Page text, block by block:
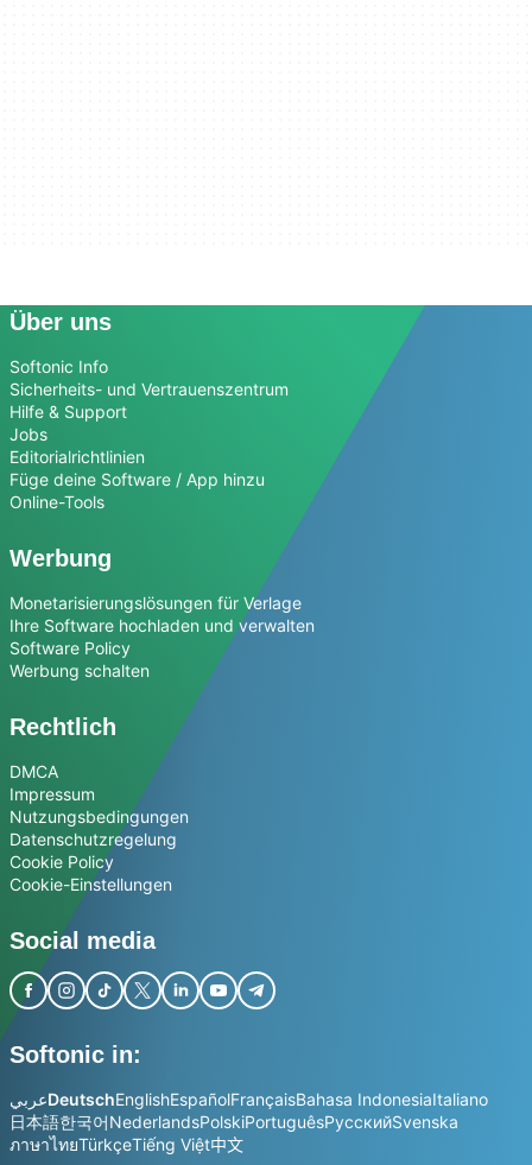
Über uns
Softonic Info
Sicherheits- und Vertrauenszentrum
Hilfe & Support
Jobs
Editorialrichtlinien
Füge deine Software / App hinzu
Online-Tools
Werbung
Monetarisierungslösungen für Verlage
Ihre Software hochladen und verwalten
Software Policy
Werbung schalten
Rechtlich
DMCA
Impressum
Nutzungsbedingungen
Datenschutzregelung
Cookie Policy
Cookie-Einstellungen
Social media
Softonic in:
عربيDeutschEnglishEspañolFrançaisBahasa IndonesiaItaliano
日本語한국어NederlandsPolskiPortuguêsРусскийSvenska
ภาษาไทยTürkçeTiếng Việt中文